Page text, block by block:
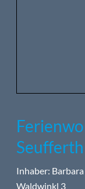
Seufferth
Inhaber:
Waldwinkl 3